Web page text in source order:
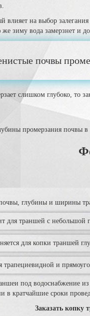
влияет на выбор
зиму вода замерзнет и
почвы
слишком глубоко, то
промерзания почвы
глубины и ширины
для траншей с
для копки траншей
и
под водоснабжение
кратчайшие сроки
Заказать